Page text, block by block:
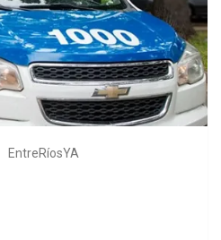
EntreRíosYA